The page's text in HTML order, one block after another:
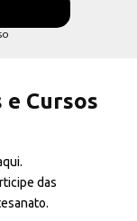
e Cursos
das